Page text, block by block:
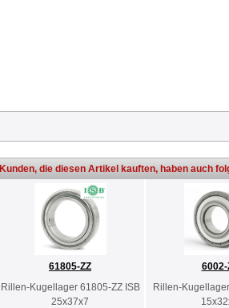
Kunden, die diesen Artikel kauften, haben auch
61805-ZZ
Rillen-Kugellager 61805-ZZ ISB
25x37x7
6002-
Rillen-